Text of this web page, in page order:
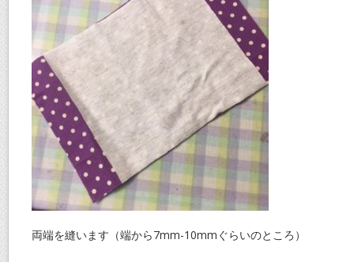
両端を縫います（端から7mm-10mmぐらいのところ）